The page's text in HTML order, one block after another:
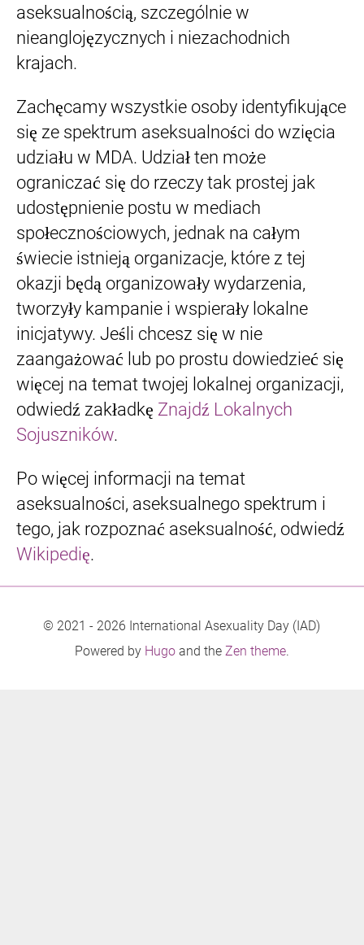
aseksualnością, szczególnie w
nieanglojęzycznych i niezachodnich
krajach.
Zachęcamy wszystkie osoby identyfikujące
się ze spektrum aseksualności do wzięcia
udziału w MDA. Udział ten może
ograniczać się do rzeczy tak prostej jak
udostępnienie postu w mediach
społecznościowych, jednak na całym
świecie istnieją organizacje, które z tej
okazji będą organizowały wydarzenia,
tworzyły kampanie i wspierały lokalne
inicjatywy. Jeśli chcesz się w nie
zaangażować lub po prostu dowiedzieć się
więcej na temat twojej lokalnej organizacji,
odwiedź zakładkę Znajdź Lokalnych
Sojuszników.
Po więcej informacji na temat
aseksualności, aseksualnego spektrum i
tego, jak rozpoznać aseksualność, odwiedź
Wikipedię.
© 2021 - 2026 International Asexuality Day (IAD)
Powered by Hugo and the Zen theme.